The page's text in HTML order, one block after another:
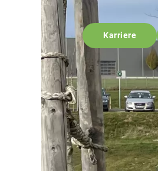
Karriere